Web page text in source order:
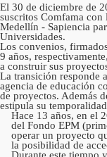
El 30 de diciembre de
suscritos Comfama con
Medellín - Sapiencia
Universidades.
Los convenios,
9 años,
a construir sus
La transición responde
agencia de educación
de proyectos. Además
estipula su
Hace 13 años, en el
del Fondo EPM
operar un proyecto
la posibilidad de
Durante este tiempo